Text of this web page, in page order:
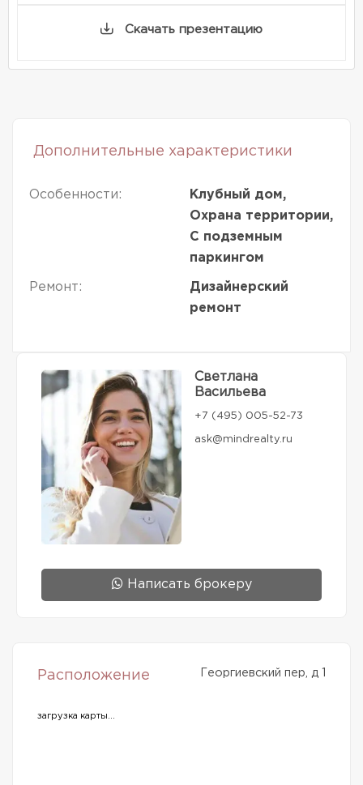
Скачать презентацию
Дополнительные характеристики
Особенности:
Клубный дом,
Охрана территории,
С подземным
паркингом
Ремонт:
Дизайнерский
ремонт
Светлана
Васильева
+7 (495) 005-52-73
ask@mindrealty.ru
Написать брокеру
Расположение Георгиевский пер, д 1
загрузка карты...